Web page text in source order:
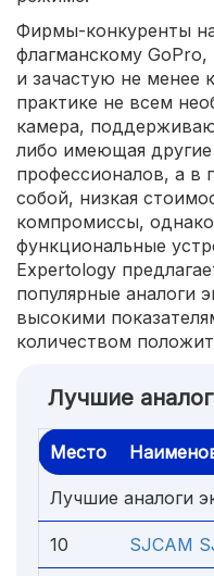
Фирмы-конкуренты
флагманскому
и зачастую не менее
практике не всем
камера,
либо имеющая
профессионалов, а в
собой, низкая
компромиссы,
функциональные
Expertology
популярные аналоги
высокими
количеством
Лучшие
Место
Лучшие аналоги
10 SJCAM